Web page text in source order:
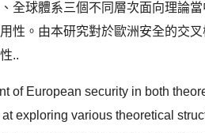
全球體系三個不同層次面向理論
性。由本研究對於歐洲安全的交
..
of European security in both
exploring various theoretical